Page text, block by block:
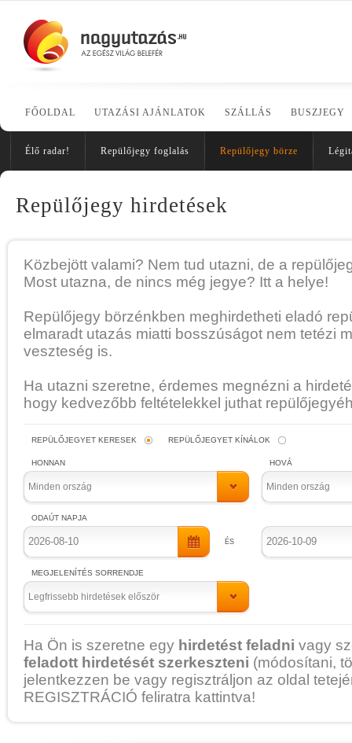
FŐOLDAL UTAZÁSI AJÁNLATOK SZÁLLÁS BUSZJEGY
Élő radar! Repülőjegy foglalás Repülőjegy börze
Repülőjegy hirdetések
Közbejött valami? Nem tud utazni, de a
Most utazna, de nincs még jegye? Itt a helye!
Repülőjegy börzénkben meghirdetheti eladó
elmaradt utazás miatti bosszúságot nem tetézi
veszteség is.
Ha utazni szeretne, érdemes megnézni a
hogy kedvezőbb feltételekkel juthat
REPÜLŐJEGYET KERESEK REPÜLŐJEGYET KÍNÁLOK
Minden ország Minden ország
Legfrissebb hirdetések először
Ha Ön is szeretne egy hirdetést feladni vagy
feladott hirdetését szerkeszteni (módosítani,
jelentkezzen be vagy regisztráljon az oldal
REGISZTRÁCIÓ feliratra kattintva!